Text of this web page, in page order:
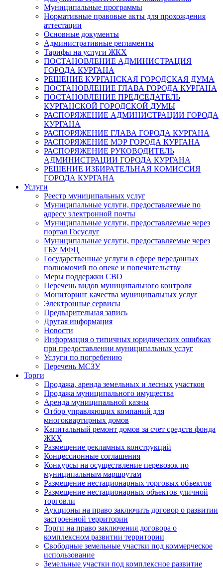
Муниципальные программы
Нормативные правовые акты для прохождения
аттестации
Основные документы
Административные регламенты
Тарифы на услуги ЖКХ
ПОСТАНОВЛЕНИЕ АДМИНИСТРАЦИЯ
ГОРОДА КУРГАНА
РЕШЕНИЕ КУРГАНСКАЯ ГОРОДСКАЯ ДУМА
ПОСТАНОВЛЕНИЕ ГЛАВА ГОРОДА КУРГАНА
ПОСТАНОВЛЕНИЕ ПРЕДСЕДАТЕЛЬ
КУРГАНСКОЙ ГОРОДСКОЙ ДУМЫ
РАСПОРЯЖЕНИЕ АДМИНИСТРАЦИИ ГОРОДА
КУРГАНА
РАСПОРЯЖЕНИЕ ГЛАВА ГОРОДА КУРГАНА
РАСПОРЯЖЕНИЕ МЭР ГОРОДА КУРГАНА
РАСПОРЯЖЕНИЕ РУКОВОДИТЕЛЬ
АДМИНИСТРАЦИИ ГОРОДА КУРГАНА
РЕШЕНИЕ ИЗБИРАТЕЛЬНАЯ КОМИССИЯ
ГОРОДА КУРГАНА
Услуги
Реестр муниципальных услуг
Муниципальные услуги, предоставляемые по
адресу электронной почты
Муниципальные услуги, предоставляемые через
портал Госуслуг
Муниципальные услуги, предоставляемые через
ГБУ МФЦ
Государственные услуги в сфере переданных
полномочий по опеке и попечительству
Меры поддержки СВО
Перечень видов муниципального контроля
Мониторинг качества муниципальных услуг
Электронные сервисы
Предварительная запись
Другая информация
Новости
Информация о типичных юридических ошибках
при предоставлении муниципальных услуг
Услуги по погребению
Перечень МСЗУ
Торги
Продажа, аренда земельных и лесных участков
Продажа муниципального имущества
Аренда муниципальной казны
Отбор управляющих компаний для
многоквартирных домов
Капитальный ремонт домов за счет средств фонда
ЖКХ
Размещение рекламных конструкций
Концессионные соглашения
Конкурсы на осуществление перевозок по
муниципальным маршрутам
Размещение нестационарных торговых объектов
Размещение нестационарных объектов уличной
торговли
Аукционы на право заключить договор о развитии
застроенной территории
Торги на право заключения договора о
комплексном развитии территории
Свободные земельные участки под коммерческое
использование
Земельные участки под комплексное развитие